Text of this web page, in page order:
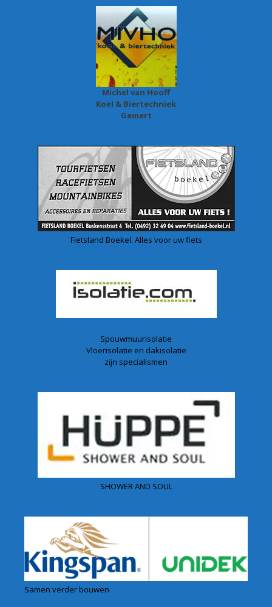
Michel van Hooff
Koel & Biertechniek
Gemert
Fietsland Boekel. Alles voor uw fiets
Spouwmuurisolatie
Vloerisolatie en dakisolatie
zijn specialismen
SHOWER AND SOUL
Samen verder bouwen